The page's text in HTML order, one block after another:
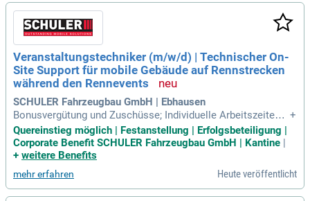
Veranstaltungstechniker (m/w/d) | Technischer On-
Site Support für mobile Gebäude auf Rennstrecken
während den Rennevents
SCHULER Fahrzeugbau GmbH | Ebhausen
Bonusvergütung und Zuschüsse; Individuelle Arbeitszeiten;
Betriebliche Krankenversicherung; Job Bike; Vorteilsportal C
orporate Benefits; Kostenlose Getränke und Obst; Mitarbeite
rfeste und Veranstaltungen; Kantine zur Selbstversorgung; E
+
Quereinstieg möglich | Festanstellung | Erfolgsbeteiligung |
Corporate Benefit SCHULER Fahrzeugbau GmbH | Kantine |
+ weitere Benefits
mehr erfahren Heute veröffentlicht